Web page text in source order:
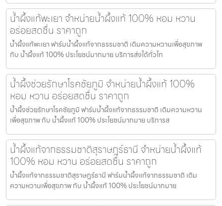
น้ำผึ้งแท้พะเยา จำหน่ายน้ำผึ้งแท้ 100% หอม หวาน
อร่อยสดชื่น ราคาถูก
น้ำผึ้งแท้พะเยา ฟาร์มน้ำผึ้งแท้จากธรรมชาติ เติมความหวานเพื่อสุขภาพ
กับ น้ำผึ้งแท้ 100% ประโยชน์มากมาย บริการส่งได้ทั่วไท
น้ำผึ้งช่วยรักษาโรคชัยภูมิ จำหน่ายน้ำผึ้งแท้ 100%
หอม หวาน อร่อยสดชื่น ราคาถูก
น้ำผึ้งช่วยรักษาโรคชัยภูมิ ฟาร์มน้ำผึ้งแท้จากธรรมชาติ เติมความหวาน
เพื่อสุขภาพ กับ น้ำผึ้งแท้ 100% ประโยชน์มากมาย บริการส
น้ำผึ้งแท้จากธรรมชาติสุราษฎร์ธานี จำหน่ายน้ำผึ้งแท้
100% หอม หวาน อร่อยสดชื่น ราคาถูก
น้ำผึ้งแท้จากธรรมชาติสุราษฎร์ธานี ฟาร์มน้ำผึ้งแท้จากธรรมชาติ เติม
ความหวานเพื่อสุขภาพ กับ น้ำผึ้งแท้ 100% ประโยชน์มากมาย